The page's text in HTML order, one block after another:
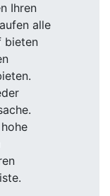
Ihren
alle
bieten